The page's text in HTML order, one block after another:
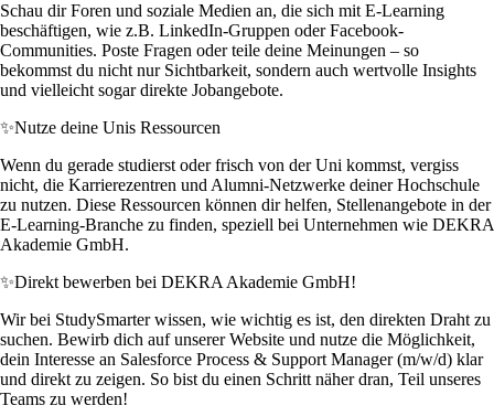
Schau dir Foren und soziale Medien an, die sich mit E-Learning
beschäftigen, wie z.B. LinkedIn-Gruppen oder Facebook-
Communities. Poste Fragen oder teile deine Meinungen – so
bekommst du nicht nur Sichtbarkeit, sondern auch wertvolle Insights
und vielleicht sogar direkte Jobangebote.
✨Nutze deine Unis Ressourcen
Wenn du gerade studierst oder frisch von der Uni kommst, vergiss
nicht, die Karrierezentren und Alumni-Netzwerke deiner Hochschule
zu nutzen. Diese Ressourcen können dir helfen, Stellenangebote in der
E-Learning-Branche zu finden, speziell bei Unternehmen wie DEKRA
Akademie GmbH.
✨Direkt bewerben bei DEKRA Akademie GmbH!
Wir bei StudySmarter wissen, wie wichtig es ist, den direkten Draht zu
suchen. Bewirb dich auf unserer Website und nutze die Möglichkeit,
dein Interesse an Salesforce Process & Support Manager (m/w/d) klar
und direkt zu zeigen. So bist du einen Schritt näher dran, Teil unseres
Teams zu werden!